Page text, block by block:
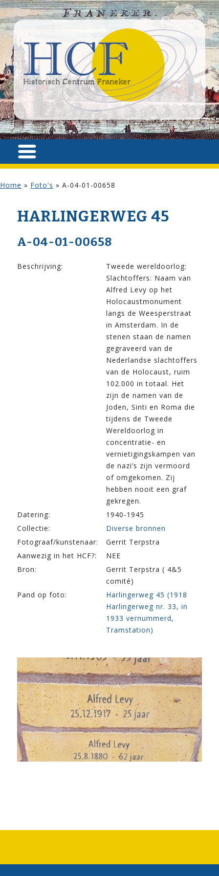
Home » Foto's » A-04-01-00658
HARLINGERWEG 45
A-04-01-00658
Beschrijving:
Tweede wereldoorlog:
Slachtoffers: Naam van
Alfred Levy op het
Holocaustmonument
langs de Weesperstraat
in Amsterdam. In de
stenen staan de namen
gegraveerd van de
Nederlandse slachtoffers
van de Holocaust, ruim
102.000 in totaal. Het
zijn de namen van de
Joden, Sinti en Roma die
tijdens de Tweede
Wereldoorlog in
concentratie- en
vernietigingskampen van
de nazi’s zijn vermoord
of omgekomen. Zij
hebben nooit een graf
gekregen.
Datering:
1940-1945
Collectie:
Diverse bronnen
Fotograaf/kunstenaar:
Gerrit Terpstra
Aanwezig in het HCF?:
NEE
Bron:
Gerrit Terpstra ( 4&5
comité)
Pand op foto:
Harlingerweg 45 (1918
Harlingerweg nr. 33, in
1933 vernummerd,
Tramstation)